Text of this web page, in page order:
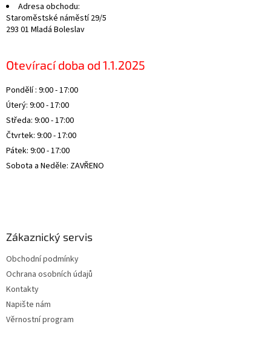
p
i
Adresa obchodu:
Staroměstské náměstí 29/5
293 01 Mladá Boleslav
Otevírací doba od 1.1.2025
Pondělí : 9:00 - 17:00
Úterý: 9:00 - 17:00
Středa: 9:00 - 17:00
Čtvrtek: 9:00 - 17:00
Pátek: 9:00 - 17:00
Sobota a Neděle: ZAVŘENO
Zákaznický servis
Obchodní podmínky
Ochrana osobních údajů
Kontakty
Napište nám
Věrnostní program